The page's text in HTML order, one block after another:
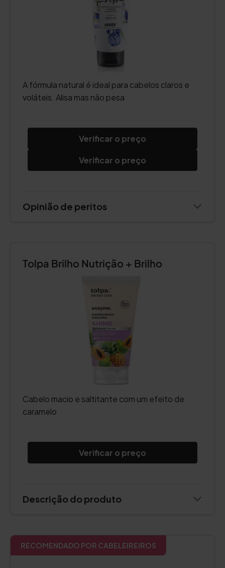
A fórmula natural é ideal para cabelos claros e
voláteis. Alisa mas não pesa
Verificar o preço
Verificar o preço
Opinião de peritos
Tolpa Brilho Nutrição + Brilho
Cabelo macio e saltitante com um efeito de
caramelo
Verificar o preço
Descrição do produto
RECOMENDADO POR CABELEIREIROS